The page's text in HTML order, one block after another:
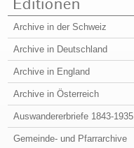
Archive in der Schweiz
Archive in Deutschland
Archive in England
Archive in Österreich
Auswandererbriefe 1843-1935
Gemeinde- und Pfarrarchive